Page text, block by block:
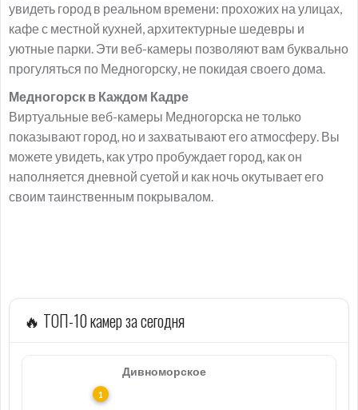
увидеть город в реальном времени: прохожих на улицах,
кафе с местной кухней, архитектурные шедевры и
уютные парки. Эти веб-камеры позволяют вам буквально
прогуляться по Медногорску, не покидая своего дома.
Медногорск в Каждом Кадре
Виртуальные веб-камеры Медногорска не только
показывают город, но и захватывают его атмосферу. Вы
можете увидеть, как утро пробуждает город, как он
наполняется дневной суетой и как ночь окутывает его
своим таинственным покрывалом.
🔥 ТОП-10 камер за сегодня
Дивноморское